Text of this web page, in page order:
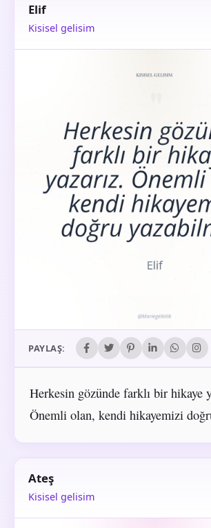
Elif
Kisisel gelisim
PAYLAŞ:
Herkesin gözünde farklı bir hikaye
Önemli olan, kendi hikayemizi
Ateş
Kisisel gelisim